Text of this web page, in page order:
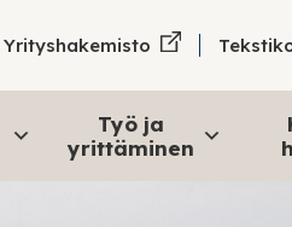
Yrityshakemisto
Työ ja
yrittäminen